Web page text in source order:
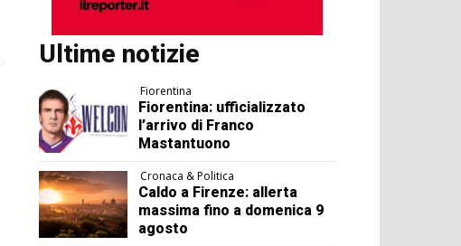
Ultime notizie
Fiorentina
Fiorentina: ufficializzato
l’arrivo di Franco
Mastantuono
Cronaca & Politica
Caldo a Firenze: allerta
massima fino a domenica 9
agosto